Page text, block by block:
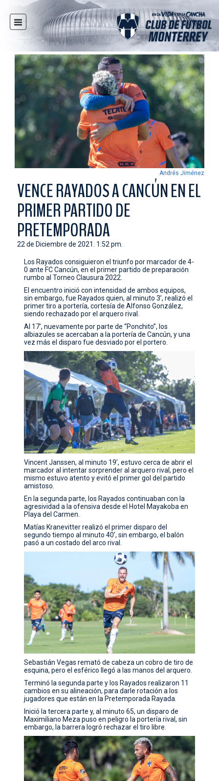
INICIO
NOTICIAS
CLUB
MULTIMEDIA
RAYADOS
RAYADAS
FUERZAS BÁSICAS
RESPONSABILIDAD SOCIAL
TAQUILLA
TIENDA
ESTADIO
PRENSA
CONTACTO
Andrés Jiménez
VENCE RAYADOS A CANCÚN EN EL
PRIMER PARTIDO DE
PRETEMPORADA
22 de Diciembre de 2021. 1:52 pm.
Los Rayados consiguieron el triunfo por marcador de 4-
0 ante FC Cancún, en el primer partido de preparación
rumbo al Torneo Clausura 2022.
El encuentro inició con intensidad de ambos equipos,
sin embargo, fue Rayados quien, al minuto 3’, realizó el
primer tiro a portería, cortesía de Alfonso González,
siendo rechazado por el arquero rival.
Al 17’, nuevamente por parte de “Ponchito”, los
albiazules se acercaban a la portería de Cancún, y una
vez más el disparo fue desviado por el portero.
Vincent Janssen, al minuto 19’, estuvo cerca de abrir el
marcador al intentar sorprender al arquero rival, pero el
mismo estuvo atento y evitó el primer gol del partido
amistoso.
En la segunda parte, los Rayados continuaban con la
agresividad a la ofensiva desde el Hotel Mayakoba en
Playa del Carmen.
Matías Kranevitter realizó el primer disparo del
segundo tiempo al minuto 40’, sin embargo, el balón
pasó a un costado del arco rival.
Sebastián Vegas remató de cabeza un cobro de tiro de
esquina, pero el esférico llegó a las manos del arquero.
Terminó la segunda parte y los Rayados realizaron 11
cambios en su alineación, para darle rotación a los
jugadores que están en la Pretemporada Rayada.
Inició la tercera parte y, al minuto 65, un disparo de
Maximiliano Meza puso en peligro la portería rival, sin
embargo, la barrera logró rechazar el tiro libre.